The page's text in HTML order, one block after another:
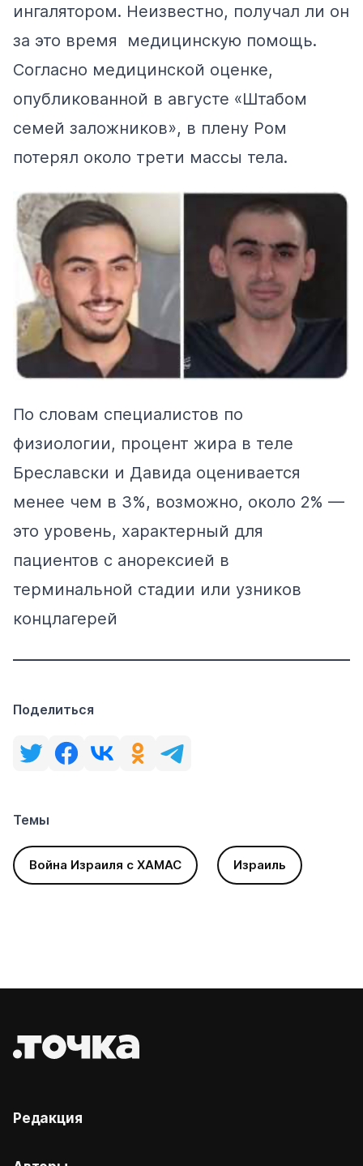
ингалятором. Неизвестно, получал ли он
за это время медицинскую помощь.
Согласно медицинской оценке,
опубликованной в августе «Штабом
семей заложников», в плену Ром
потерял около трети массы тела.
По словам специалистов по
физиологии, процент жира в теле
Бреславски и Давида оценивается
менее чем в 3%, возможно, около 2% —
это уровень, характерный для
пациентов с анорексией в
терминальной стадии или узников
концлагерей
Поделиться
Темы
Война Израиля с ХАМАС Израиль
Редакция